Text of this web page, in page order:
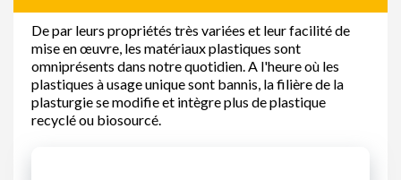
De par leurs propriétés très variées et leur facilité de
mise en œuvre, les matériaux plastiques sont
omniprésents dans notre quotidien. A l'heure où les
plastiques à usage unique sont bannis, la filière de la
plasturgie se modifie et intègre plus de plastique
recyclé ou biosourcé.